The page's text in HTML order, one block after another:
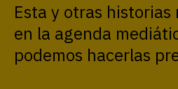
Esta y otras
en la agenda
podemos hacerlas